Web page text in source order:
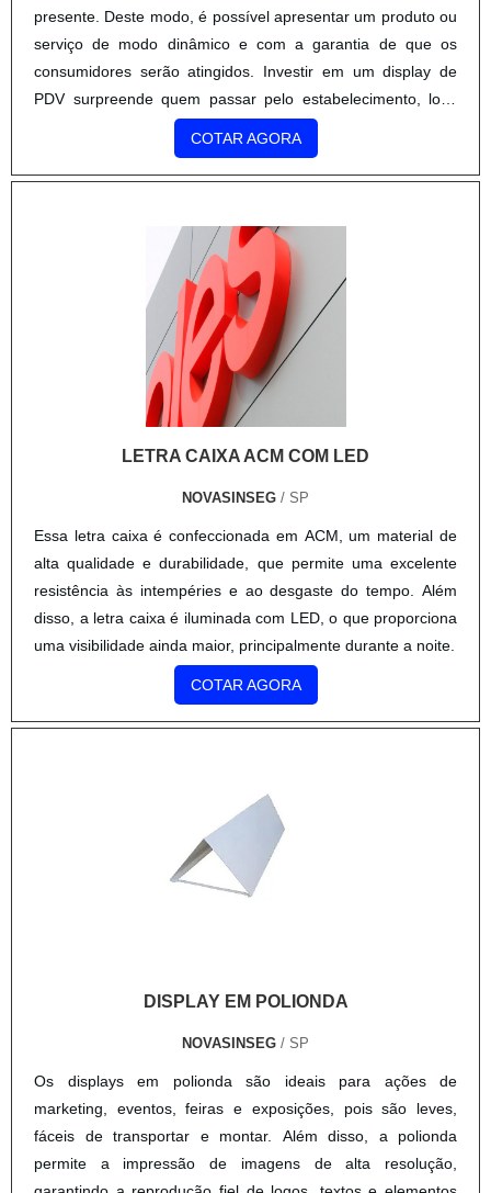
presente. Deste modo, é possível apresentar um produto ou
serviço de modo dinâmico e com a garantia de que os
consumidores serão atingidos. Investir em um display de
PDV surpreende quem passar pelo estabelecimento, loja,
shopping ou showroom. Informações importantes Um
COTAR AGORA
LETRA CAIXA ACM COM LED
NOVASINSEG / SP
Essa letra caixa é confeccionada em ACM, um material de
alta qualidade e durabilidade, que permite uma excelente
resistência às intempéries e ao desgaste do tempo. Além
disso, a letra caixa é iluminada com LED, o que proporciona
uma visibilidade ainda maior, principalmente durante a noite.
COTAR AGORA
DISPLAY EM POLIONDA
NOVASINSEG / SP
Os displays em polionda são ideais para ações de
marketing, eventos, feiras e exposições, pois são leves,
fáceis de transportar e montar. Além disso, a polionda
permite a impressão de imagens de alta resolução,